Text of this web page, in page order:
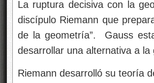
La ruptura decisiva con la
discípulo Riemann que
de la geometría”. Gauss
desarrollar una alternativa a
Riemann desarrolló su teoría